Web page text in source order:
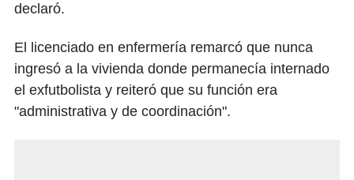
declaró.
El licenciado en enfermería remarcó que nunca
ingresó a la vivienda donde permanecía internado
el exfutbolista y reiteró que su función era
"administrativa y de coordinación".